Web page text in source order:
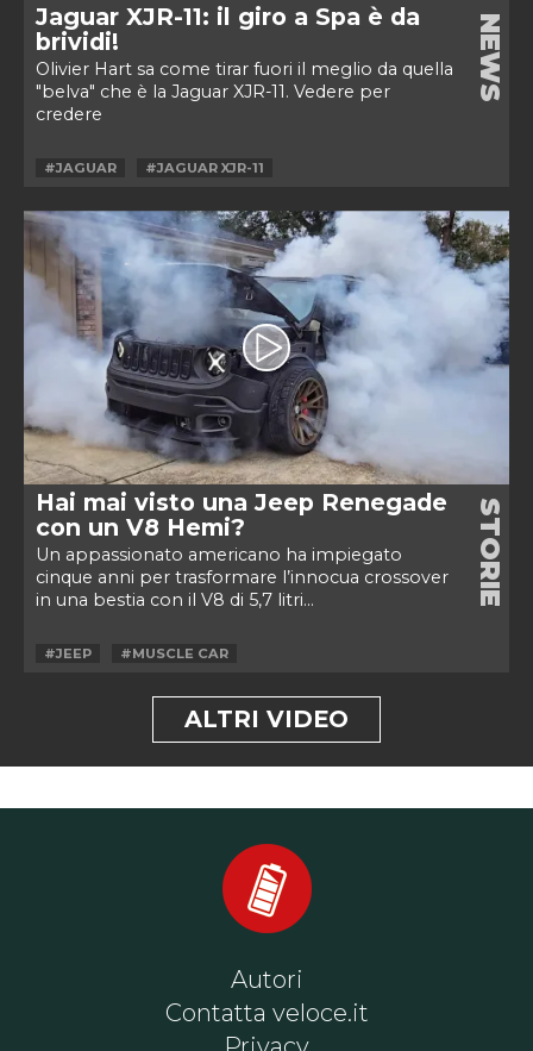
Jaguar XJR-11: il giro a Spa è da
brividi!
Olivier Hart sa come tirar fuori il meglio da quella
"belva" che è la Jaguar XJR-11. Vedere per
credere
NEWS
#JAGUAR #JAGUAR XJR-11
Hai mai visto una Jeep Renegade
con un V8 Hemi?
Un appassionato americano ha impiegato
cinque anni per trasformare l’innocua crossover
in una bestia con il V8 di 5,7 litri...
STORIE
#JEEP #MUSCLE CAR
ALTRI VIDEO
Autori
Contatta veloce.it